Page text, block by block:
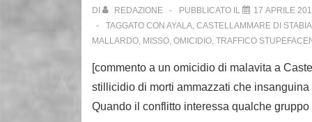
DI REDAZIONE PUBBLICATO IL 17 APRILE
TAGGATO CON AYALA, CASTELLAMMARE DI STABIA
MALLARDO, MISSO, OMICIDIO, TRAFFICO
[commento a un omicidio di malavita a
stillicidio di morti ammazzati che
Quando il conflitto interessa qualche